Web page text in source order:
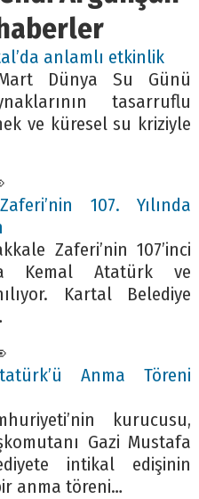
anlamlı etkinlik
Dünya Su Günü
tasarruflu
ve küresel su kriziyle
107. Yılında
Zaferi’nin 107’inci
Kemal Atatürk ve
Kartal Belediye
Anma Töreni
kurucusu,
Gazi Mustafa
intikal edişinin
anma töreni…